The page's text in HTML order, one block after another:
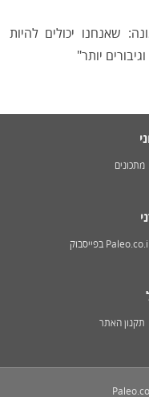
שאנחנו יכולים להיות
יותר"
מתכונים
Paleo.co.il בפייסבוק
תקנון האתר